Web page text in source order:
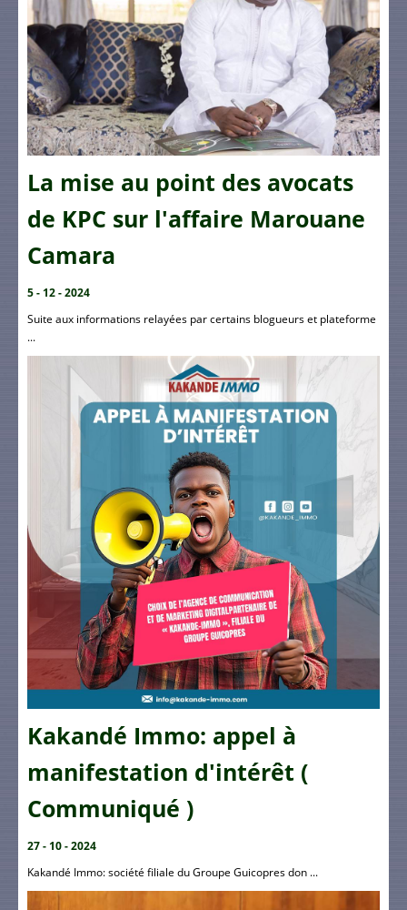
La mise au point des avocats
de KPC sur l'affaire Marouane
Camara
5 - 12 - 2024
Suite aux informations relayées par certains blogueurs et plateforme
...
Kakandé Immo: appel à
manifestation d'intérêt (
Communiqué )
27 - 10 - 2024
Kakandé Immo: société filiale du Groupe Guicopres don ...